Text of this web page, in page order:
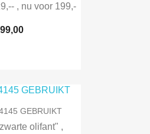
, nu voor 199,-
bekijken
GEBRUIKT
olifant" ,